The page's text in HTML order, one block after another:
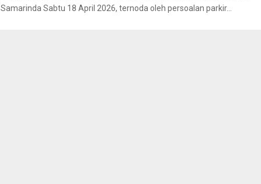
Samarinda Sabtu 18 April 2026, ternoda oleh persoalan parkir...